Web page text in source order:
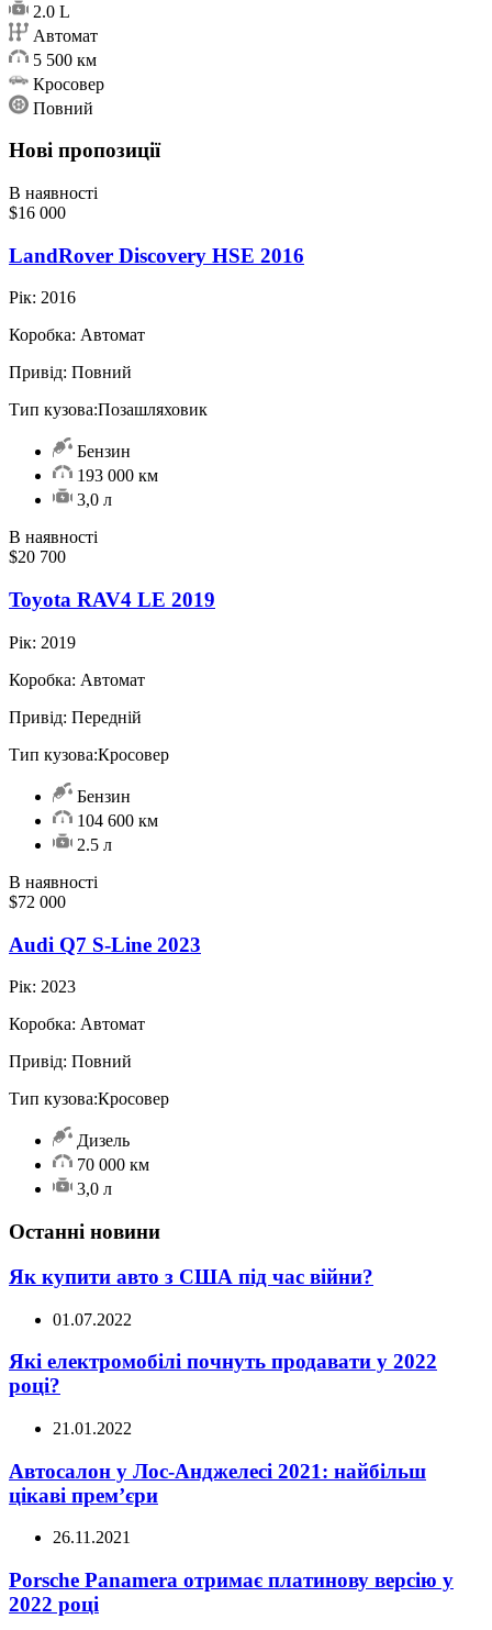
2.0 L
Автомат
5 500 км
Кросовер
Повний
Нові пропозиції
В наявності
$16 000
LandRover Discovery HSE 2016
Рік: 2016
Коробка: Автомат
Привід: Повний
Тип кузова:Позашляховик
Бензин
193 000 км
3,0 л
В наявності
$20 700
Toyota RAV4 LE 2019
Рік: 2019
Коробка: Автомат
Привід: Передній
Тип кузова:Кросовер
Бензин
104 600 км
2.5 л
В наявності
$72 000
Audi Q7 S-Line 2023
Рік: 2023
Коробка: Автомат
Привід: Повний
Тип кузова:Кросовер
Дизель
70 000 км
3,0 л
Останні новини
Як купити авто з США під час війни?
01.07.2022
Які електромобілі почнуть продавати у 2022
році?
21.01.2022
Автосалон у Лос-Анджелесі 2021: найбільш
цікаві прем’єри
26.11.2021
Porsche Panamera отримає платинову версію у
2022 році